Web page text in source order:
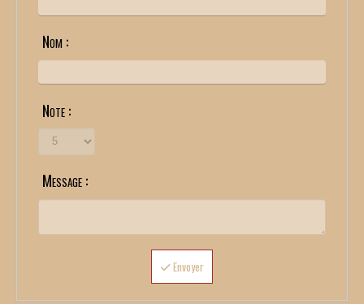
Nom :
Note :
Message :
Envoyer